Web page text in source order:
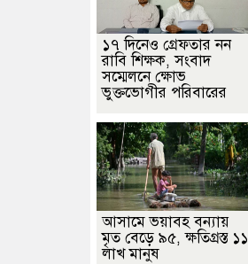
১৭ দিনেও গ্রেফতার নন
রাবি শিক্ষক, সংবাদ
সম্মেলনে ক্ষোভ
ভুক্তভোগীর পরিবারের
আসামে ভয়াবহ বন্যায়
মৃত বেড়ে ৯৫, ক্ষতিগ্রস্ত ১১
লাখ মানুষ